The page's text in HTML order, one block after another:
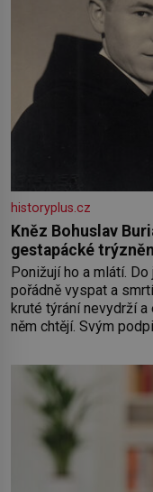
historyplus.cz
Kněz Bohuslav
gestapácké
Ponižují ho a mlátí.
pořádně vyspat a
kruté týrání nevydrží
něm chtějí. Svým
Syn brněnského